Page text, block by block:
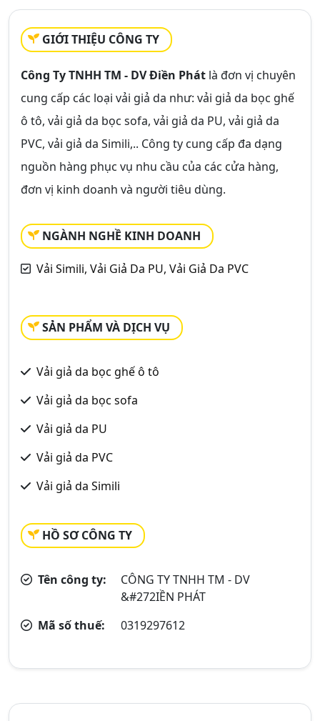
GIỚI THIỆU CÔNG TY
Công Ty TNHH TM - DV Điền Phát là đơn vị chuyên
cung cấp các loại vải giả da như: vải giả da bọc ghế
ô tô, vải giả da bọc sofa, vải giả da PU, vải giả da
PVC, vải giả da Simili,.. Công ty cung cấp đa dạng
nguồn hàng phục vụ nhu cầu của các cửa hàng,
đơn vị kinh doanh và người tiêu dùng.
NGÀNH NGHỀ KINH DOANH
Vải Simili, Vải Giả Da PU, Vải Giả Da PVC
SẢN PHẨM VÀ DỊCH VỤ
Vải giả da bọc ghế ô tô
Vải giả da bọc sofa
Vải giả da PU
Vải giả da PVC
Vải giả da Simili
HỒ SƠ CÔNG TY
Tên công ty:
CÔNG TY TNHH TM - DV
&#272IỀN PHÁT
Mã số thuế:
0319297612